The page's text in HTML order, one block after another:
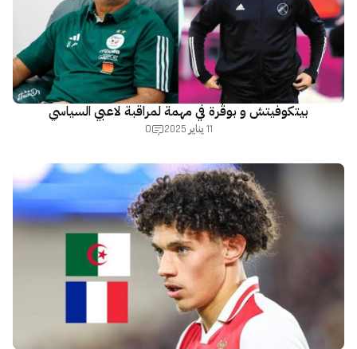
بيتكوفيتش و بوڨرة في مهمة لمراقبة لاعبي السياسي
11 يناير 2025 0